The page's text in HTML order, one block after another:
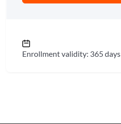
Enrollment validity: 365 days